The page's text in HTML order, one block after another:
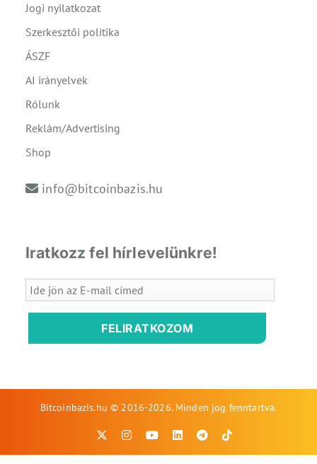
Jogi nyilatkozat
Szerkesztői politika
ÁSZF
AI irányelvek
Rólunk
Reklám/Advertising
Shop
info@bitcoinbazis.hu
Iratkozz fel hírlevelünkre!
FELIRATKOZOM
Bitcoinbazis.hu © 2016-2026. Minden jog fenntartva.